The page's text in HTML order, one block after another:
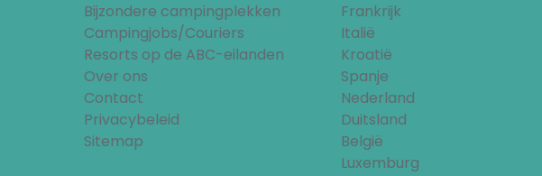
Bijzondere campingplekken
Campingjobs/Couriers
Resorts op de ABC-eilanden
Over ons
Contact
Privacybeleid
Sitemap
Frankrijk
Italië
Kroatië
Spanje
Nederland
Duitsland
België
Luxemburg